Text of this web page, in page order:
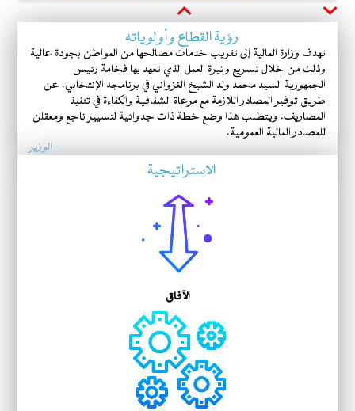
رؤية القطاع وأولوياته
تهدف وزارة المالية إلى تقريب خدمات مصالحها من المواطن بجودة عالية
وذلك من خلال تسريع وتيرة العمل الذي تعهد بها فخامة رئيس
الجمهورية السيد محمد ولد الشيخ الغزواني في برنامجه الإنتخابي. عن
طريق توفير المصادر اللازمة مع مرعاة الشفافية والكفاءة في تنفيذ
المصاريف. ويتطلب هذا وضع خطة ذات جدوائية لتسيير ناجع ومعقلن
للمصادر المالية العمومية.
الوزير
الاستراتيجية
الآفاق